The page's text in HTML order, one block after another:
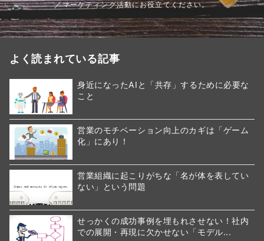
／マーケティング活動にお役立てください。
よく読まれている記事
身近になったAIと「共存」するために必要な
こと
営業のモチベーション向上のカギは「ゲーム
化」にあり！
営業組織に起こりがちな「名が体を表してい
ない」という問題
せっかくの成功事例を埋もれさせない！社内
での展開・再現に欠かせない「モデル...